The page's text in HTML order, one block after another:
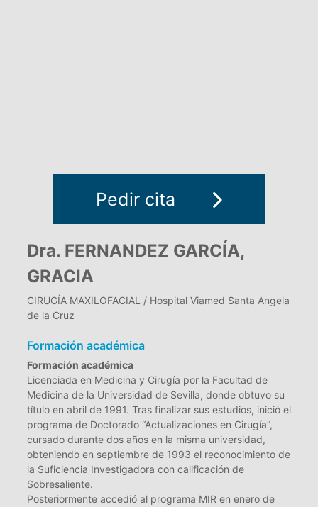
Pedir cita
Dra. FERNANDEZ GARCÍA,
GRACIA
CIRUGÍA MAXILOFACIAL / Hospital Viamed Santa Angela
de la Cruz
Formación académica
Formación académica
Licenciada en Medicina y Cirugía por la Facultad de
Medicina de la Universidad de Sevilla, donde obtuvo su
título en abril de 1991. Tras finalizar sus estudios, inició el
programa de Doctorado “Actualizaciones en Cirugía”,
cursado durante dos años en la misma universidad,
obteniendo en septiembre de 1993 el reconocimiento de
la Suficiencia Investigadora con calificación de
Sobresaliente.
Posteriormente accedió al programa MIR en enero de